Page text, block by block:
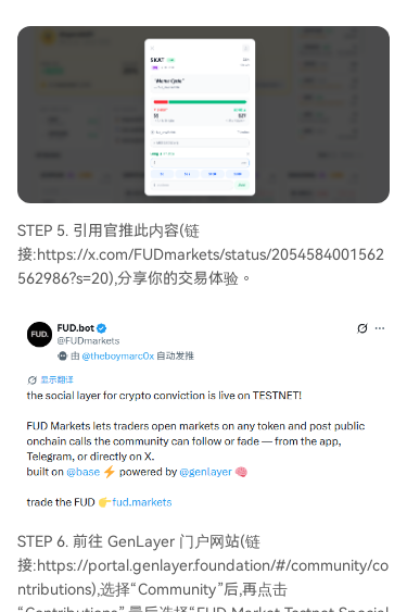
STEP 5. 引用官推此内容(链
接:https://x.com/FUDmarkets/status/2054584001562
562986?s=20),分享你的交易体验。
STEP 6. 前往 GenLayer 门户网站(链
接:https://portal.genlayer.foundation/#/community/co
ntributions),选择“Community”后,再点击